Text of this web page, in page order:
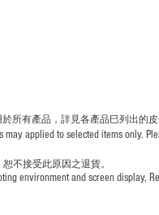
所有產品，詳見各產品巳列出的皮
applied to selected items only.
恕不接受此原因之退貨。
environment and screen display,